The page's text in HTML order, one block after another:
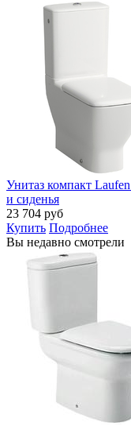
Унитаз компакт
и сиденья
23 704 руб
Купить Подробнее
Вы недавно смотрели